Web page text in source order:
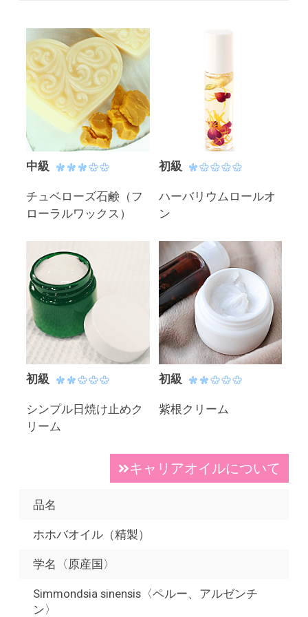
中級
チュベローズ石鹸（フ
ローラルワックス）
初級
ハーバリウムロールオ
ン
初級
シンプル日焼け止めク
リーム
初級
紫根クリーム
キャリアオイルについて
品名
ホホバオイル（精製）
学名〈原産国〉
Simmondsia sinensis〈ペルー、アルゼンチ
ン〉